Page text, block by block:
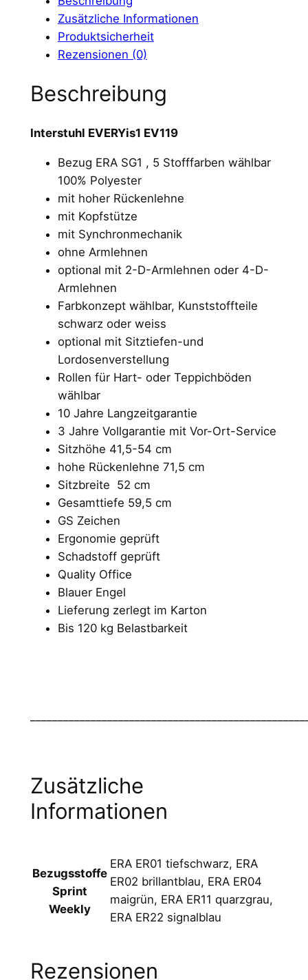
V
E
Y
Zusätzliche Informationen
Produktsicherheit
Rezensionen (0)
Beschreibung
Interstuhl EVERYis1 EV119
Bezug ERA SG1 , 5 Stofffarben wählbar
100% Polyester
mit hoher Rückenlehne
mit Kopfstütze
mit Synchronmechanik
ohne Armlehnen
optional mit 2-D-Armlehnen oder 4-D-
Armlehnen
Farbkonzept wählbar, Kunststoffteile
schwarz oder weiss
optional mit Sitztiefen-und
Lordosenverstellung
Rollen für Hart- oder Teppichböden
wählbar
10 Jahre Langzeitgarantie
3 Jahre Vollgarantie mit Vor-Ort-Service
Sitzhöhe 41,5-54 cm
hohe Rückenlehne 71,5 cm
Sitzbreite 52 cm
Gesamttiefe 59,5 cm
GS Zeichen
Ergonomie geprüft
Schadstoff geprüft
Quality Office
Blauer Engel
Lieferung zerlegt im Karton
Bis 120 kg Belastbarkeit
Zusätzliche
Informationen
Bezugsstoffe
Sprint
Weekly
ERA ER01 tiefschwarz, ERA
ER02 brillantblau, ERA ER04
maigrün, ERA ER11 quarzgrau,
ERA ER22 signalblau
Rezensionen